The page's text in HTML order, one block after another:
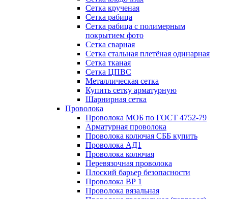
Сетка крученая
Сетка рабица
Сетка рабица с полимерным
покрытием фото
Сетка сварная
Сетка стальная плетёная одинарная
Сетка тканая
Сетка ЦПВС
Металлическая сетка
Купить сетку арматурную
Шарнирная сетка
Проволока
Проволока МОБ по ГОСТ 4752-79
Арматурная проволока
Проволока колючая СББ купить
Проволока АД1
Проволока колючая
Перевязочная проволока
Плоский барьер безопасности
Проволока ВР 1
Проволока вязальная